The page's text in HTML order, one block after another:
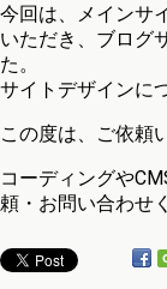
今回は、メインサ
いただき、ブログ
た。
サイトデザインに
この度は、ご依頼
コーディングや
頼・お問い合わせ